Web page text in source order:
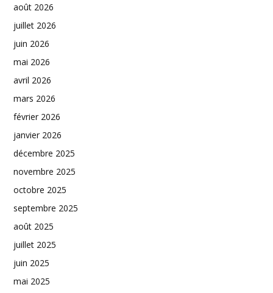
août 2026
juillet 2026
juin 2026
mai 2026
avril 2026
mars 2026
février 2026
janvier 2026
décembre 2025
novembre 2025
octobre 2025
septembre 2025
août 2025
juillet 2025
juin 2025
mai 2025